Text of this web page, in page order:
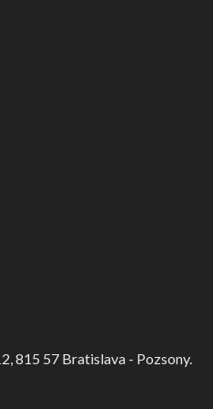
815 57 Bratislava - Pozsony.